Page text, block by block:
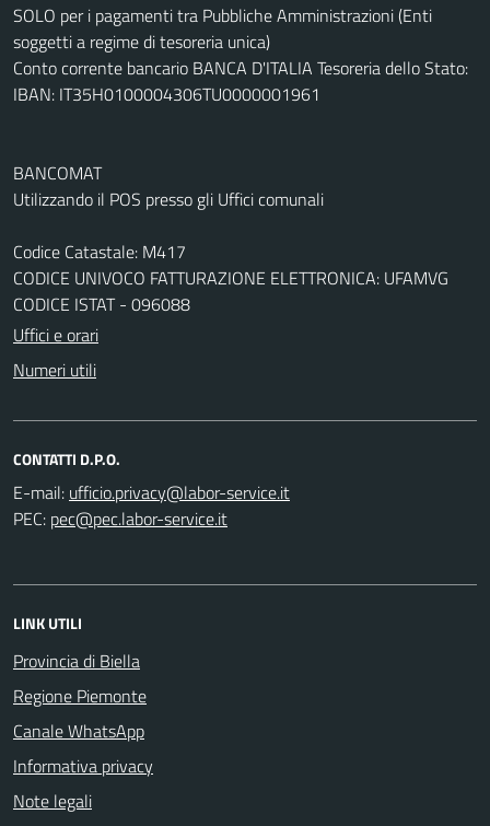
SOLO per i pagamenti tra Pubbliche Amministrazioni (Enti
soggetti a regime di tesoreria unica)
Conto corrente bancario BANCA D'ITALIA Tesoreria dello Stato:
IBAN: IT35H0100004306TU0000001961
BANCOMAT
Utilizzando il POS presso gli Uffici comunali
Codice Catastale: M417
CODICE UNIVOCO FATTURAZIONE ELETTRONICA: UFAMVG
CODICE ISTAT - 096088
Uffici e orari
Numeri utili
CONTATTI D.P.O.
E-mail:
PEC:
LINK UTILI
Provincia di Biella
Regione Piemonte
Canale WhatsApp
Informativa privacy
Note legali